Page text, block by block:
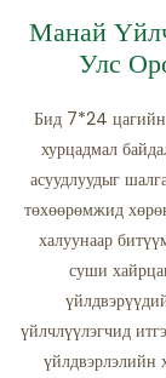
Манай
Улс
Бид 7*24 цагийн
хурцадмал
асуудлуудыг
төхөөрөмжид
халуунаар
суши
үйлчлүүлэгчид
үйлдвэрлэлийн